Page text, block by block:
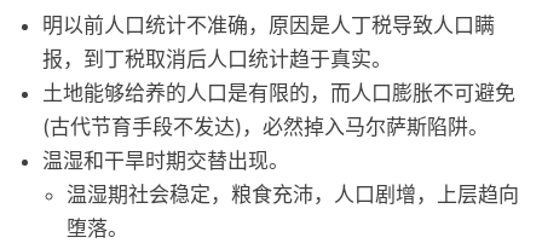
明以前人口统计不准确，原因是人丁税导致人口瞒
报，到丁税取消后人口统计趋于真实。
土地能够给养的人口是有限的，而人口膨胀不可避免
(古代节育手段不发达)，必然掉入马尔萨斯陷阱。
温湿和干旱时期交替出现。
温湿期社会稳定，粮食充沛，人口剧增，上层趋向
堕落。